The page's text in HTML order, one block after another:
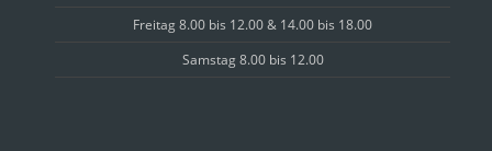
Freitag 8.00 bis 12.00 & 14.00 bis 18.00
Samstag 8.00 bis 12.00